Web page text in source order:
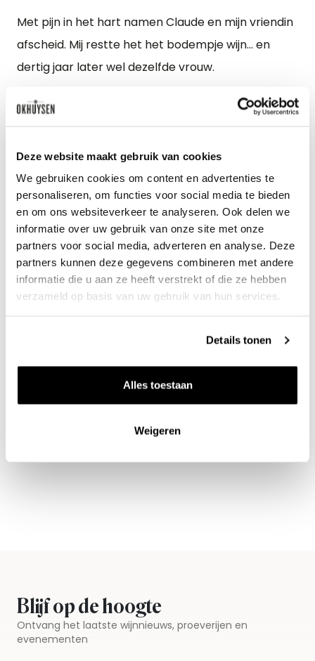
Deze website maakt gebruik van cookies
We gebruiken cookies om content en advertenties te
personaliseren, om functies voor social media te bieden
en om ons websiteverkeer te analyseren. Ook delen we
informatie over uw gebruik van onze site met onze
partners voor social media, adverteren en analyse. Deze
partners kunnen deze gegevens combineren met andere
informatie die u aan ze heeft verstrekt of die ze hebben
verzameld op basis van uw gebruik van hun services.
Details tonen
Alles toestaan
Weigeren
Met pijn in het hart namen Claude en mijn vriendin
afscheid. Mij restte het het bodempje wijn... en
dertig jaar later wel dezelfde vrouw.
Verschenen in de bijlage van De Telegraaf van 30
Benieuwd naar ons
wijnaanbod?
Blijf op de hoogte
Ontvang het laatste wijnnieuws, proeverijen en
evenementen